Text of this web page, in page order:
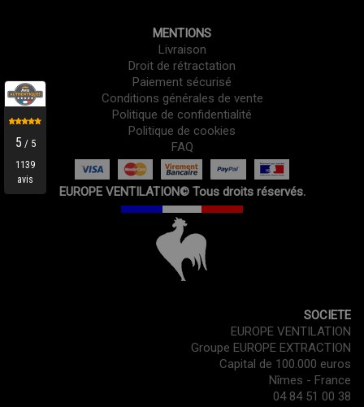
MENTIONS
Livraison
Droit de rétractation
Paiement sécurisé
Conditions générales de vente
Politique de confidentialité
Politique de cookies
FAQ
EUROPE VENTILATION© Tous droits réservés.
SOCIETE
EUROPE VENTILATION
Groupe EUROPE EXTRACTION
Capital de 100.000 euros
Nîmes - France
04 84 51 00 38